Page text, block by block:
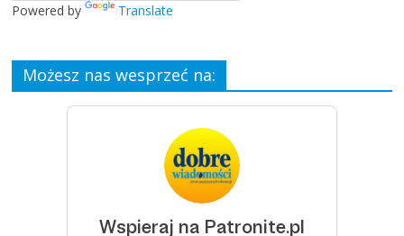
Powered by Translate
Możesz nas wesprzeć na: